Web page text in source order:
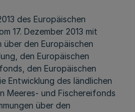
des Europäischen
17. Dezember 2013 mit
über den Europäischen
den Europäischen
den Europäischen
Entwicklung des ländlichen
Meeres- und Fischereifonds
über den